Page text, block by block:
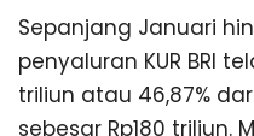
Sepanjang Januari
penyaluran KUR BRI
triliun atau 46,87%
sebesar Rp180 triliun.